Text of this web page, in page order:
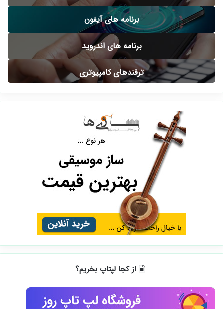
برنامه های آیفون
برنامه های اندروید
ترفندهای کامپیوتری
از کجا لپتاپ بخریم؟